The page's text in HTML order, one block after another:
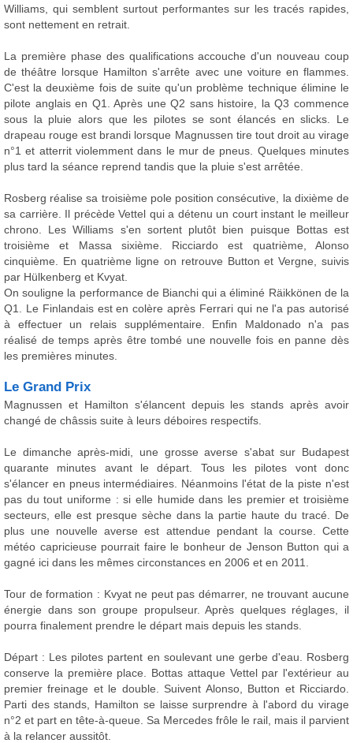
Williams, qui semblent surtout performantes sur les tracés rapides,
sont nettement en retrait.
La première phase des qualifications accouche d'un nouveau coup
de théâtre lorsque Hamilton s'arrête avec une voiture en flammes.
C'est la deuxième fois de suite qu'un problème technique élimine le
pilote anglais en Q1. Après une Q2 sans histoire, la Q3 commence
sous la pluie alors que les pilotes se sont élancés en slicks. Le
drapeau rouge est brandi lorsque Magnussen tire tout droit au virage
n°1 et atterrit violemment dans le mur de pneus. Quelques minutes
plus tard la séance reprend tandis que la pluie s'est arrêtée.
Rosberg réalise sa troisième pole position consécutive, la dixième de
sa carrière. Il précède Vettel qui a détenu un court instant le meilleur
chrono. Les Williams s'en sortent plutôt bien puisque Bottas est
troisième et Massa sixième. Ricciardo est quatrième, Alonso
cinquième. En quatrième ligne on retrouve Button et Vergne, suivis
par Hülkenberg et Kvyat.
On souligne la performance de Bianchi qui a éliminé Räikkönen de la
Q1. Le Finlandais est en colère après Ferrari qui ne l'a pas autorisé
à effectuer un relais supplémentaire. Enfin Maldonado n'a pas
réalisé de temps après être tombé une nouvelle fois en panne dès
les premières minutes.
Le Grand Prix
Magnussen et Hamilton s'élancent depuis les stands après avoir
changé de châssis suite à leurs déboires respectifs.
Le dimanche après-midi, une grosse averse s'abat sur Budapest
quarante minutes avant le départ. Tous les pilotes vont donc
s'élancer en pneus intermédiaires. Néanmoins l'état de la piste n'est
pas du tout uniforme : si elle humide dans les premier et troisième
secteurs, elle est presque sèche dans la partie haute du tracé. De
plus une nouvelle averse est attendue pendant la course. Cette
météo capricieuse pourrait faire le bonheur de Jenson Button qui a
gagné ici dans les mêmes circonstances en 2006 et en 2011.
Tour de formation : Kvyat ne peut pas démarrer, ne trouvant aucune
énergie dans son groupe propulseur. Après quelques réglages, il
pourra finalement prendre le départ mais depuis les stands.
Départ : Les pilotes partent en soulevant une gerbe d'eau. Rosberg
conserve la première place. Bottas attaque Vettel par l'extérieur au
premier freinage et le double. Suivent Alonso, Button et Ricciardo.
Parti des stands, Hamilton se laisse surprendre à l'abord du virage
n°2 et part en tête-à-queue. Sa Mercedes frôle le rail, mais il parvient
à la relancer aussitôt.